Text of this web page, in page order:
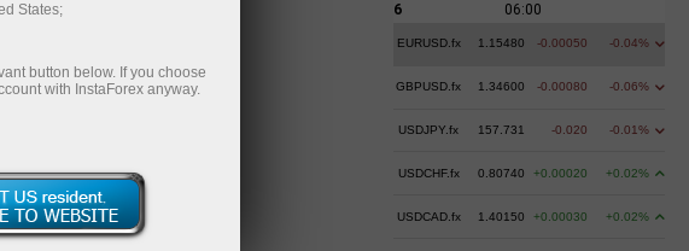
EURUSD.fx 1.15480 -0.00050 -0.04%
GBPUSD.fx 1.34600 -0.00080 -0.06%
USDJPY.fx 157.731 -0.020 -0.01%
USDCHF.fx 0.80740 +0.00020 +0.02%
USDCAD.fx 1.40150 +0.00030 +0.02%
States;
button below. If you choose
with InstaForex anyway.